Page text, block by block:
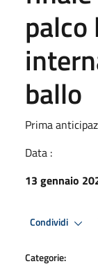
ballo
Prima
Data :
13 gennaio
Condividi
Categorie: